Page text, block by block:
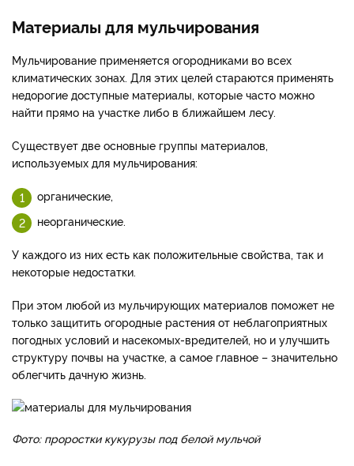
Материалы для мульчирования
Мульчирование применяется огородниками во всех
климатических зонах. Для этих целей стараются применять
недорогие доступные материалы, которые часто можно
найти прямо на участке либо в ближайшем лесу.
Существует две основные группы материалов,
используемых для мульчирования:
органические,
неорганические.
У каждого из них есть как положительные свойства, так и
некоторые недостатки.
При этом любой из мульчирующих материалов поможет не
только защитить огородные растения от неблагоприятных
погодных условий и насекомых-вредителей, но и улучшить
структуру почвы на участке, а самое главное – значительно
облегчить дачную жизнь.
Фото: проростки кукурузы под белой мульчой